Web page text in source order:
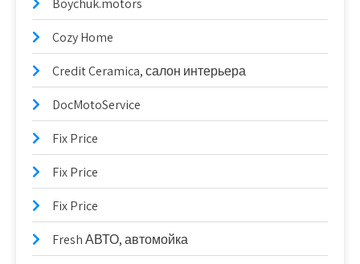
Boychuk.motors
Cozy Home
Credit Ceramica, салон интерьера
DocMotoService
Fix Price
Fix Price
Fix Price
Fresh АВТО, автомойка